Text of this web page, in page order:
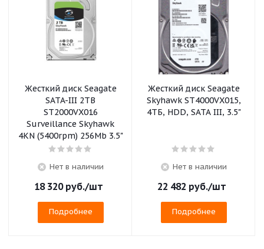
Жесткий диск Seagate
SATA-III 2TB
ST2000VX016
Surveillance Skyhawk
4KN (5400rpm) 256Mb 3.5"
Нет в наличии
18 320руб./шт
Подробнее
Жесткий диск Seagate
Skyhawk ST4000VX015,
4ТБ, HDD, SATA III, 3.5"
Нет в наличии
22 482 руб./шт
Подробнее